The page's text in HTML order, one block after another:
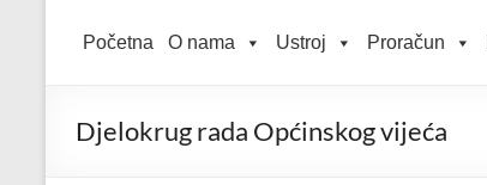
Općina
Službena
mrežna
Početna O nama Ustroj Proračun
Djelokrug rada Općinskog vijeća